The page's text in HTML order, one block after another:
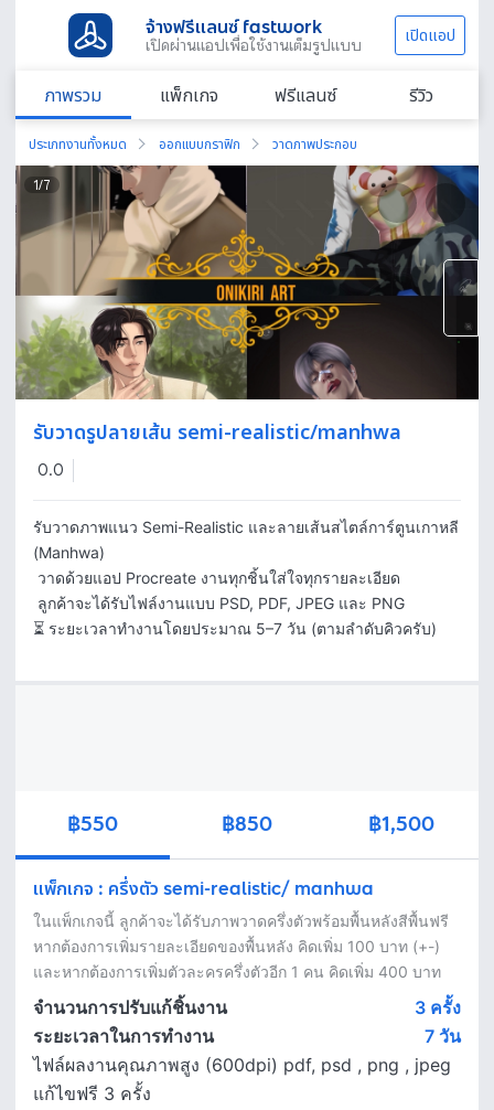
จ้างฟรีแลนซ์ fastwork
เปิดผ่านแอปเพื่อใช้งานเต็มรูปแบบ เปิดแอป
ภาพรวม แพ็กเกจ ฟรีแลนซ์ รีวิว
ประเภทงานทั้งหมด ออกแบบกราฟิก วาดภาพประกอบ
1/7
รับวาดรูปลายเส้น semi-realistic/manhwa
0.0
รับวาดภาพแนว Semi-Realistic และลายเส้นสไตล์การ์ตูนเกาหลี
(Manhwa)
⏳ ระยะเวลาทำงานโดยประมาณ 5–7 วัน (ตามลำดับคิวครับ)
฿550 ฿850 ฿1,500
แพ็กเกจ : ครึ่งตัว semi-realistic/ manhwa
ในแพ็กเกจนี้ ลูกค้าจะได้รับภาพวาดครึ่งตัวพร้อมพื้นหลังสีพื้นฟรี
หากต้องการเพิ่มรายละเอียดของพื้นหลัง คิดเพิ่ม 100 บาท (+-)
และหากต้องการเพิ่มตัวละครครึ่งตัวอีก 1 คน คิดเพิ่ม 400 บาท
จำนวนการปรับแก้ชิ้นงาน
3 ครั้ง
ระยะเวลาในการทำงาน
7 วัน
ไฟล์ผลงานคุณภาพสูง (600dpi) pdf, psd , png , jpeg
แก้ไขฟรี 3 ครั้ง